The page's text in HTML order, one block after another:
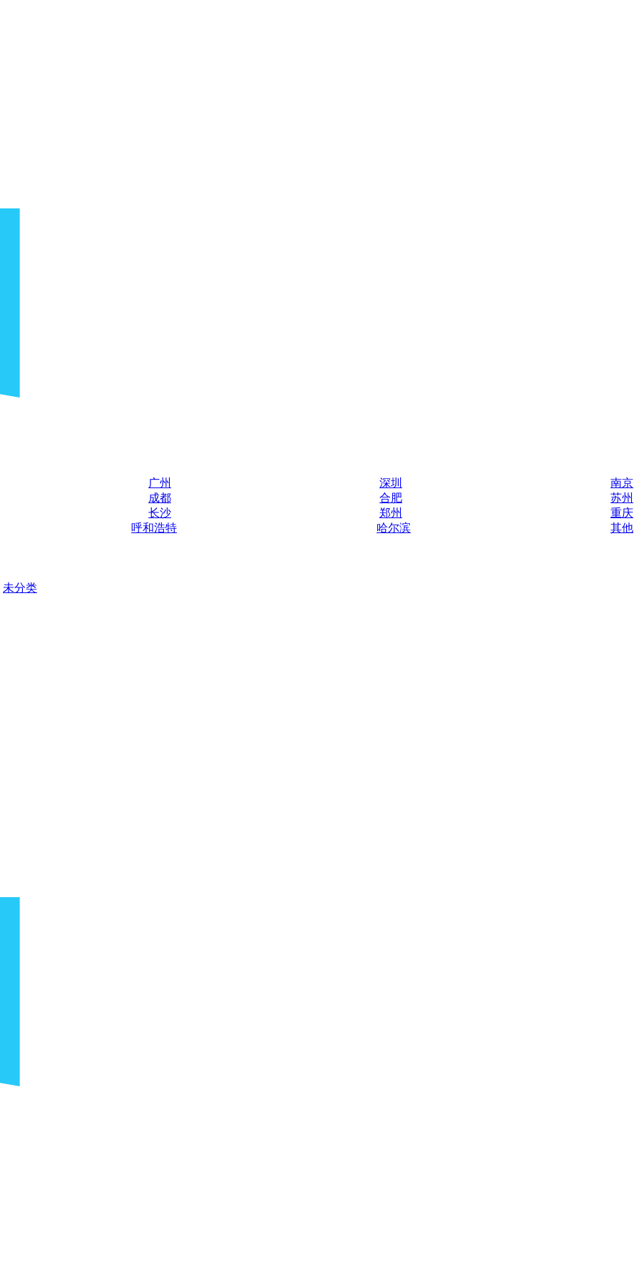
广州 深圳
南京
成都 合肥
苏州
长沙 郑州
重庆
呼和浩特 哈尔滨
其他
未分类